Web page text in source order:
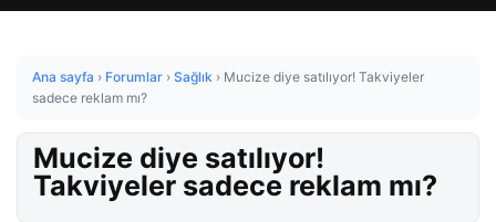
Ana sayfa › Forumlar › Sağlık › Mucize diye satılıyor! Takviyeler
sadece reklam mı?
Mucize diye satılıyor!
Takviyeler sadece reklam mı?